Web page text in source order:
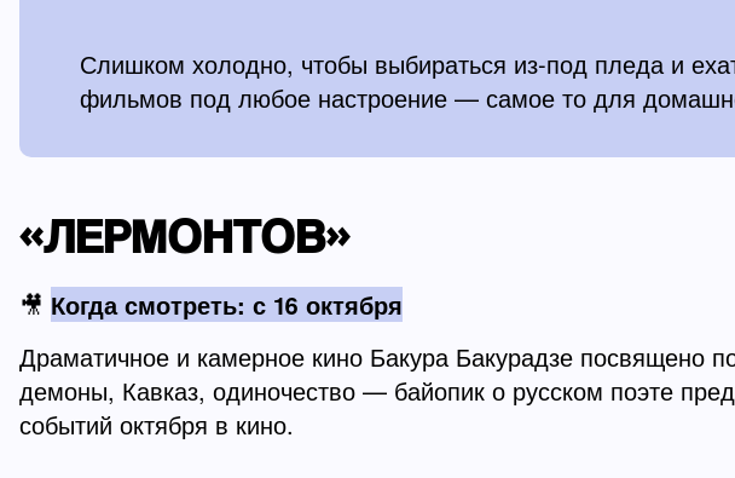
Слишком холодно, чтобы выбираться из-под пледа и
фильмов под любое настроение — самое то для
«ЛЕРМОНТОВ»
🎥 Когда смотреть: с 16 октября
Драматичное и камерное кино Бакура Бакурадзе
демоны, Кавказ, одиночество — байопик о русском поэте
событий октября в кино.